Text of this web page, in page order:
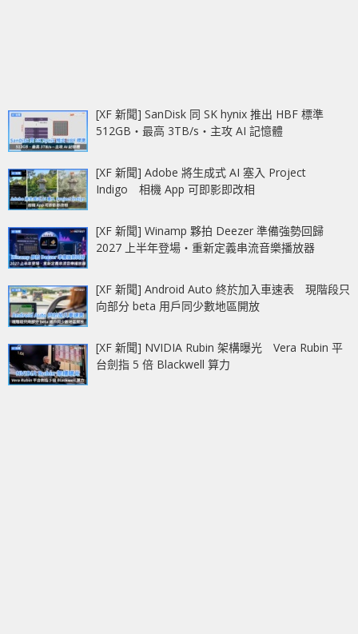
[XF 新聞] SanDisk 同 SK hynix 推出 HBF 標準
512GB‧最高 3TB/s‧主攻 AI 記憶體
[XF 新聞] Adobe 將生成式 AI 塞入 Project
Indigo 相機 App 可即影即改相
[XF 新聞] Winamp 夥拍 Deezer 準備強勢回歸
2027 上半年登場‧重新定義串流音樂播放器
[XF 新聞] Android Auto 終於加入車速表 現階段只
向部分 beta 用戶同少數地區開放
[XF 新聞] NVIDIA Rubin 架構曝光 Vera Rubin 平
台劍指 5 倍 Blackwell 算力